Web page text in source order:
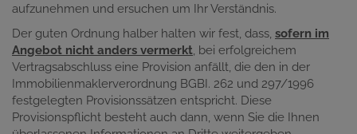
aufzunehmen und ersuchen um Ihr Verständnis.
Der guten Ordnung halber halten wir fest, dass, sofern im
Angebot nicht anders vermerkt, bei erfolgreichem
Vertragsabschluss eine Provision anfällt, die den in der
Immobilienmaklerverordnung BGBI. 262 und 297/1996
festgelegten Provisionssätzen entspricht. Diese
Provisionspflicht besteht auch dann, wenn Sie die Ihnen